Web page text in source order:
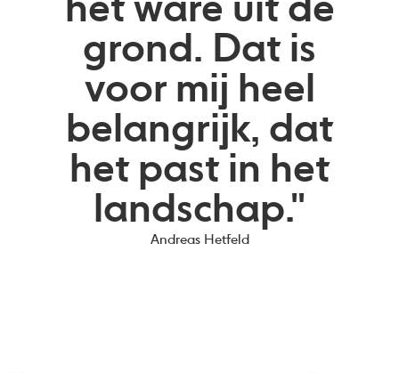
het ware uit de
grond. Dat is
voor mij heel
belangrijk, dat
het past in het
landschap."
Andreas Hetfeld